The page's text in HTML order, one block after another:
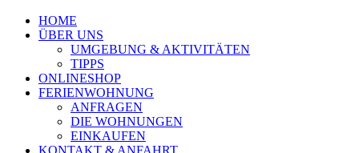
HOME
ÜBER UNS
UMGEBUNG & AKTIVITÄTEN
TIPPS
ONLINESHOP
FERIENWOHNUNG
ANFRAGEN
DIE WOHNUNGEN
EINKAUFEN
KONTAKT & ANFAHRT